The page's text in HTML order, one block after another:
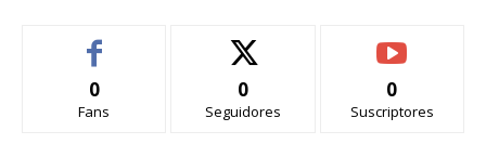
0
Fans
0
Seguidores
0
Suscriptores